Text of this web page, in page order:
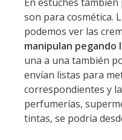
son para cosmética.
podemos ver las
manipulan pegando
una a una también
envían listas para
correspondientes y
perfumerías,
tintas, se podría